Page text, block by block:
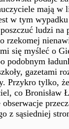
mają
w tym
ludzi
rzekomej
się myśleć o
podobnym
gazetami
Przykro tylko,
co Bronisław
obserwacje
z sąsiedniej